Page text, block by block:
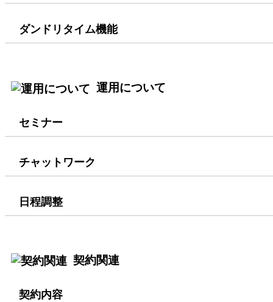
ダンドリタイム機能
運用について
セミナー
チャットワーク
日程調整
契約関連
契約内容